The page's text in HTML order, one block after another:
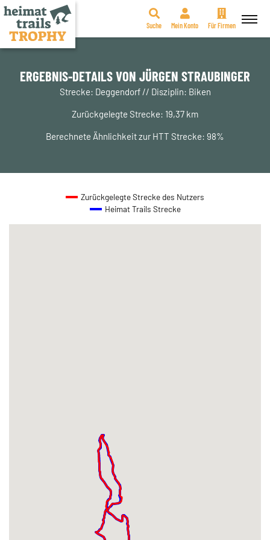
Zum
springen
Suche Mein Konto Für Firmen
ERGEBNIS-DETAILS VON JÜRGEN STRAUBINGER
Strecke: Deggendorf // Disziplin: Biken
Zurückgelegte Strecke: 19,37 km
Berechnete Ähnlichkeit zur HTT Strecke: 98%
Zurückgelegte Strecke des Nutzers
Heimat Trails Strecke